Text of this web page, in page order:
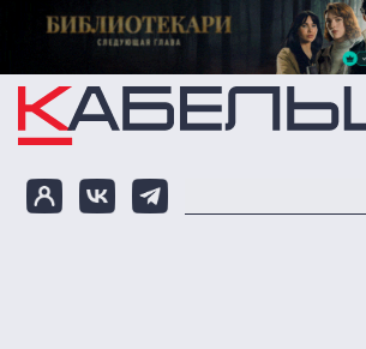
Перейти к основному содержанию